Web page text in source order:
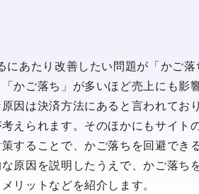
にあたり改善したい問題が「かご
かご落ち」が多いほど売上にも影
因は決済方法にあると言われてお
えられます。そのほかにもサイト
することで、かご落ちを回避でき
原因を説明したうえで、かご落ち
リットなどを紹介します。